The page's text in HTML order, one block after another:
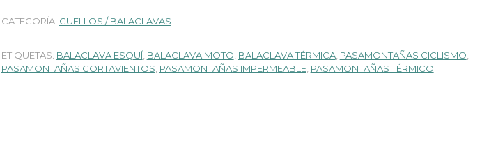
$ 22.000.$ 16.000.
CATEGORÍA: CUELLOS / BALACLAVAS
ETIQUETAS: BALACLAVA ESQUÍ, BALACLAVA MOTO BALACLAVA TÉRMICA, PASAMONTAÑAS CICLISMO
PASAMONTAÑAS CORTAVIENTOS PASAMONTAÑAS IMPERMEABLE, PASAMONTAÑAS TÉRMICO